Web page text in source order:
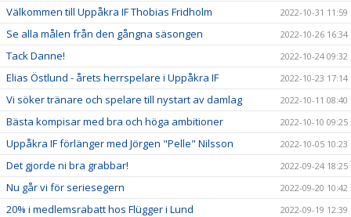
Välkommen till Uppåkra IF Thobias Fridholm 2022-10-31 11:59
Se alla målen från den gångna säsongen 2022-10-26 16:34
Tack Danne! 2022-10-24 09:32
Elias Östlund - årets herrspelare i Uppåkra IF 2022-10-23 17:14
Vi söker tränare och spelare till nystart av damlag 2022-10-11 08:40
Bästa kompisar med bra och höga ambitioner 2022-10-10 09:25
Uppåkra IF förlänger med Jörgen "Pelle" Nilsson 2022-10-05 10:23
Det gjorde ni bra grabbar! 2022-09-24 18:25
Nu går vi för seriesegern 2022-09-20 10:42
20% i medlemsrabatt hos Flügger i Lund 2022-09-19 12:39